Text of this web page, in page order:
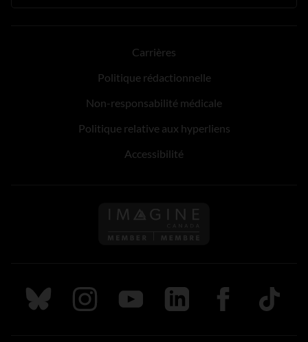
Carrières
Politique rédactionnelle
Non-responsabilité médicale
Politique relative aux hyperliens
Accessibilité
Suivez nous sur Bluesky
Suivez nous sur Instagram
Suivez nous sur Youtube
Suivez nous sur LinkedIn
Suivez nous sur
TikTok